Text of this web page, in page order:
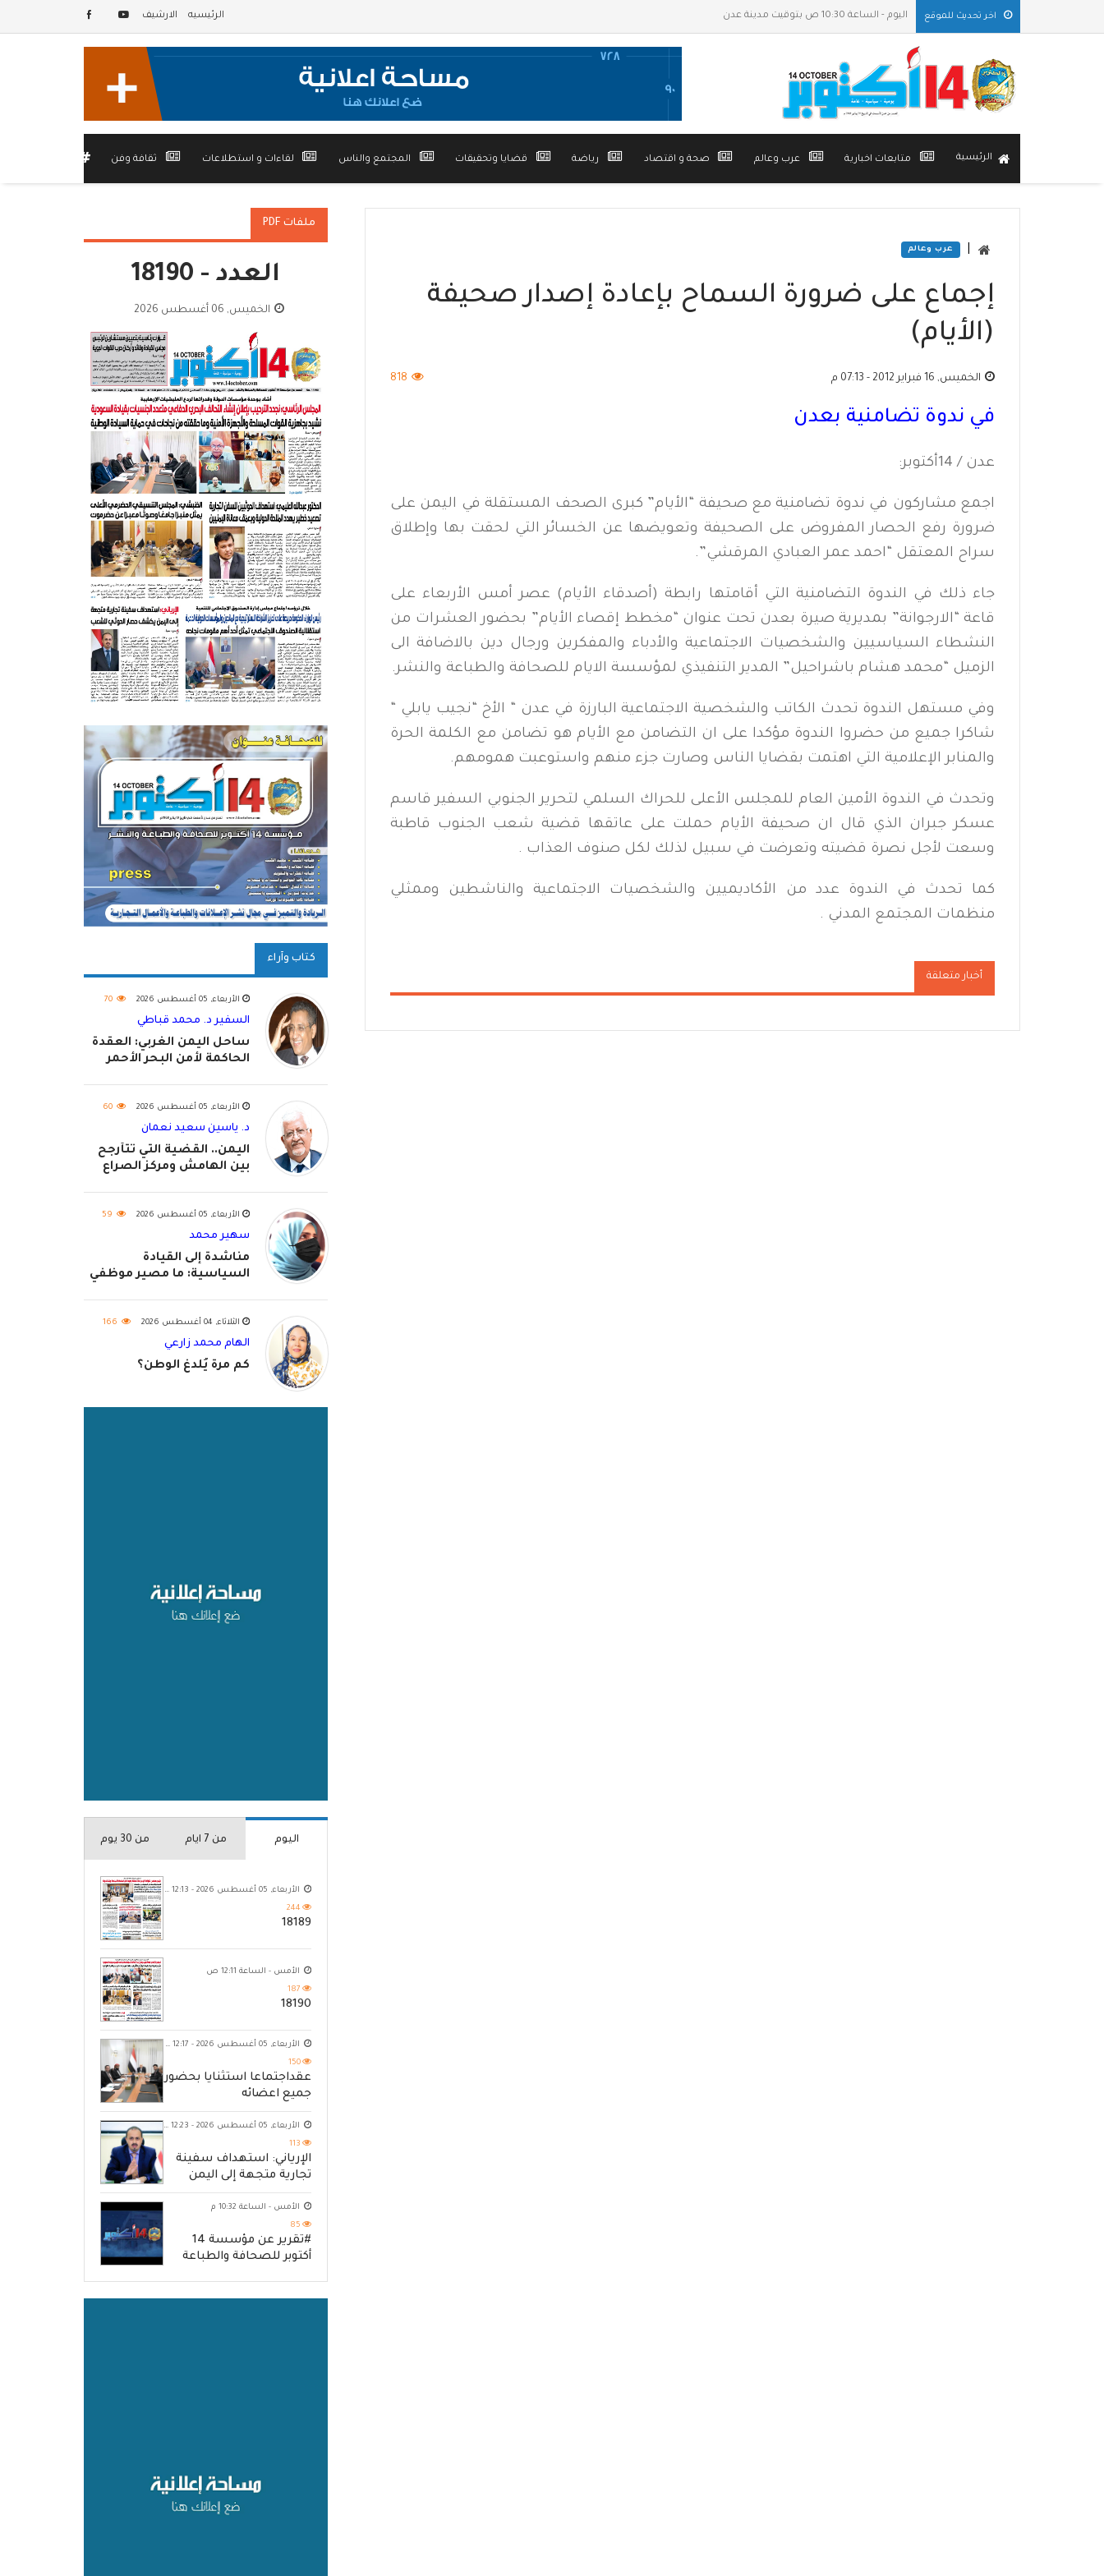
اخر تحديث للموقع اليوم - الساعة 10:30 ص بتوقيت مدينة عدن الرئيسيه الارشيف
الرئيسية متابعات اخبارية عرب وعالم صحة و اقتصاد رياضة قضايا وتحقيقات المجتمع والناس لقاءات و استطلاعات ثقافة وفن
عرب وعالم
إجماع على ضرورة السماح بإعادة إصدار صحيفة
(الأيام)
الخميس, 16 فبراير 2012 - 07:13 م 818
في ندوة تضامنية بعدن
عدن / 14أكتوبر:
اجمع مشاركون في ندوة تضامنية مع صحيفة “الأيام” كبرى الصحف المستقلة في اليمن على
ضرورة رفع الحصار المفروض على الصحيفة وتعويضها عن الخسائر التي لحقت بها وإطلاق
سراح المعتقل “احمد عمر العبادي المرقشي”.
جاء ذلك في الندوة التضامنية التي أقامتها رابطة (أصدقاء الأيام) عصر أمس الأربعاء على
قاعة “الارجوانة” بمديرية صيرة بعدن تحت عنوان “مخطط إقصاء الأيام” بحضور العشرات من
النشطاء السياسيين والشخصيات الاجتماعية والأدباء والمفكرين ورجال دين بالاضافة الى
الزميل “محمد هشام باشراحيل” المدير التنفيذي لمؤسسة الايام للصحافة والطباعة والنشر.
وفي مستهل الندوة تحدث الكاتب والشخصية الاجتماعية البارزة في عدن “ الأخ “نجيب يابلي “
شاكرا جميع من حضروا الندوة مؤكدا على ان التضامن مع الأيام هو تضامن مع الكلمة الحرة
والمنابر الإعلامية التي اهتمت بقضايا الناس وصارت جزء منهم واستوعبت همومهم.
وتحدث في الندوة الأمين العام للمجلس الأعلى للحراك السلمي لتحرير الجنوبي السفير قاسم
عسكر جبران الذي قال ان صحيفة الأيام حملت على عاتقها قضية شعب الجنوب قاطبة
وسعت لأجل نصرة قضيته وتعرضت في سبيل لذلك لكل صنوف العذاب .
كما تحدث في الندوة عدد من الأكاديميين والشخصيات الاجتماعية والناشطين وممثلي
منظمات المجتمع المدني .
أخبار متعلقة
ملفات PDF
العدد - 18190
الخميس, 06 أغسطس 2026
كتاب وآراء
الأربعاء, 05 أغسطس 2026 70
السفير د. محمد قباطي
ساحل اليمن الغربي: العقدة
الحاكمة لأمن البحر الأحمر
الأربعاء, 05 أغسطس 2026 60
د. ياسين سعيد نعمان
اليمن.. القضية التي تتأرجح
بين الهامش ومركز الصراع
الأربعاء, 05 أغسطس 2026 59
سهير محمد
مناشدة إلى القيادة
السياسية: ما مصير موظفي
الثلاثاء, 04 أغسطس 2026 166
الهام محمد زارعي
كم مرة يُلدغ الوطن؟
اليوم من 7 ايام من 30 يوم
الأربعاء, 05 أغسطس 2026 - 12:13 ص
244
18189
الأمس - الساعة 12:11 ص
187
18190
الأربعاء, 05 أغسطس 2026 - 12:17 ص
150
عقداجتماعا استثنايا بحضور
جميع اعضائه
الأربعاء, 05 أغسطس 2026 - 12:23 ص
113
الإرياني: استهداف سفينة
تجارية متجهة إلى اليمن
يكشف حصار الحوثي للشعب
الأمس - الساعة 10:32 م
85
#تقرير عن مؤسسة 14
أكتوبر للصحافة والطباعة